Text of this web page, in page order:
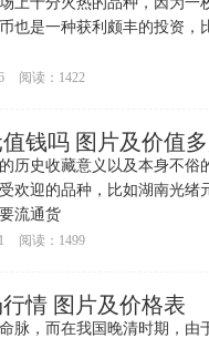
也是一种获利颇丰的投资，
阅读：1422
钱吗 图片及价值
史收藏意义以及本身不俗
欢迎的品种，比如湖南光绪
流通货
阅读：1499
情 图片及价格表
，而在我国晚清时期，由